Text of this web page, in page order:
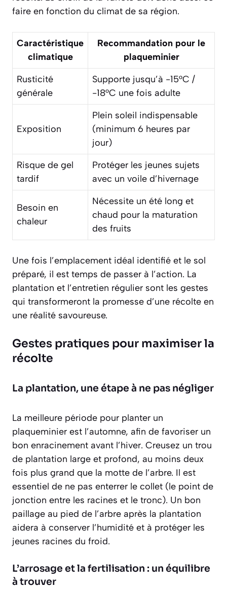
faire en fonction du climat de sa région.
Caractéristique
climatique
Recommandation pour le
plaqueminier
Rusticité
générale
Supporte jusqu’à -15°C /
-18°C une fois adulte
Exposition
Plein soleil indispensable
(minimum 6 heures par
jour)
Risque de gel
tardif
Protéger les jeunes sujets
avec un voile d’hivernage
Besoin en
chaleur
Nécessite un été long et
chaud pour la maturation
des fruits
Une fois l’emplacement idéal identifié et le sol
préparé, il est temps de passer à l’action. La
plantation et l’entretien régulier sont les gestes
qui transformeront la promesse d’une récolte en
une réalité savoureuse.
Gestes pratiques pour maximiser la
récolte
La plantation, une étape à ne pas négliger
La meilleure période pour planter un
plaqueminier est l’automne, afin de favoriser un
bon enracinement avant l’hiver. Creusez un trou
de plantation large et profond, au moins deux
fois plus grand que la motte de l’arbre. Il est
essentiel de ne pas enterrer le collet (le point de
jonction entre les racines et le tronc). Un bon
paillage au pied de l’arbre après la plantation
aidera à conserver l’humidité et à protéger les
jeunes racines du froid.
L’arrosage et la fertilisation : un équilibre
à trouver